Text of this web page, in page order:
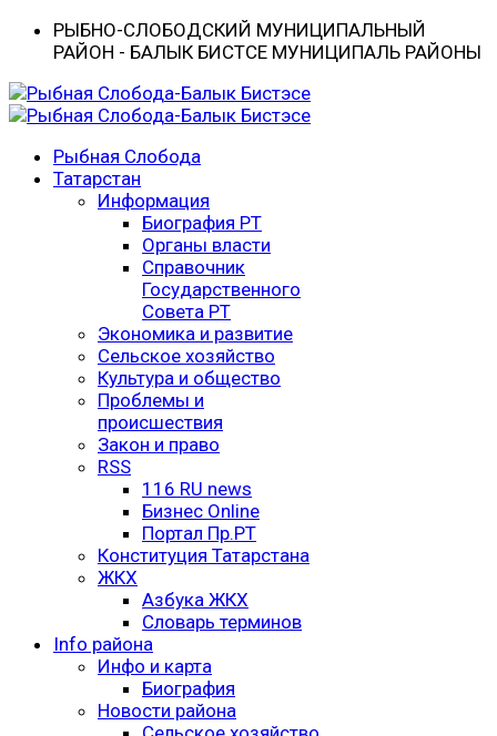
РЫБНО-CЛОБОДСКИЙ МУНИЦИПАЛЬНЫЙ
РАЙОН - БАЛЫК БИСТӘСЕ МУНИЦИПАЛЬ РАЙОНЫ
Рыбная Слобода
Татарстан
Информация
Биография РТ
Органы власти
Справочник
Государственного
Совета РТ
Экономика и развитие
Сельское хозяйство
Культура и общество
Проблемы и
происшествия
Закон и право
RSS
116 RU news
Бизнес Online
Портал Пр.РТ
Конституция Татарстана
ЖКХ
Азбука ЖКХ
Словарь терминов
Info района
Инфо и карта
Биография
Новости района